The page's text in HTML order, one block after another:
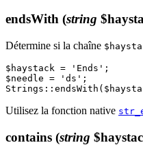
endsWith (string
Détermine si la chaîne
$haystack = 'Ends';
$needle = 'ds';
Utilisez la fonction native
contains (string